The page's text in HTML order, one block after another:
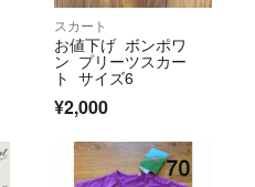
スカート
お値下げ ボンポワ
ン プリーツスカー
ト サイズ6
¥2,000